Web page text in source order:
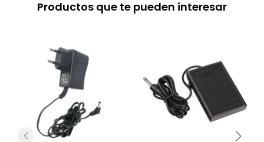
Productos que te pueden interesar